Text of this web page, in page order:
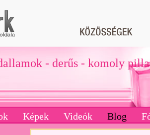
- derűs - komoly
Képek Videók Blog